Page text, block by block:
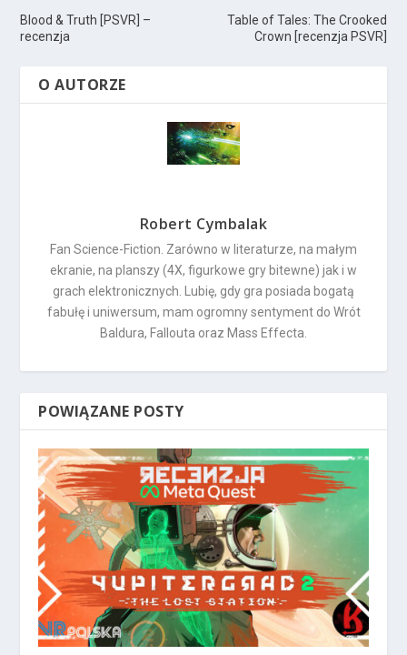
Blood & Truth [PSVR] –
recenzja
Table of Tales: The Crooked
Crown [recenzja PSVR]
O AUTORZE
Robert Cymbalak
Fan Science-Fiction. Zarówno w literaturze, na małym
ekranie, na planszy (4X, figurkowe gry bitewne) jak i w
grach elektronicznych. Lubię, gdy gra posiada bogatą
fabułę i uniwersum, mam ogromny sentyment do Wrót
Baldura, Fallouta oraz Mass Effecta.
POWIĄZANE POSTY